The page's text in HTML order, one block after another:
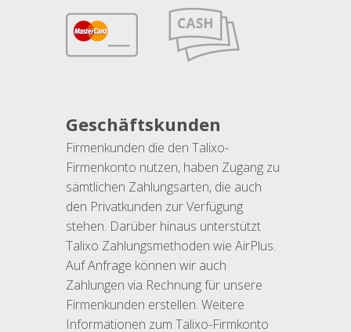
Geschäftskunden
Firmenkunden die den Talixo-
Firmenkonto nutzen, haben Zugang zu
sämtlichen Zahlungsarten, die auch
den Privatkunden zur Verfügung
stehen. Darüber hinaus unterstützt
Talixo Zahlungsmethoden wie AirPlus.
Auf Anfrage können wir auch
Zahlungen via Rechnung für unsere
Firmenkunden erstellen. Weitere
Informationen zum Talixo-Firmkonto